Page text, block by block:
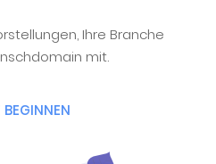
Ihre Branche
mit.